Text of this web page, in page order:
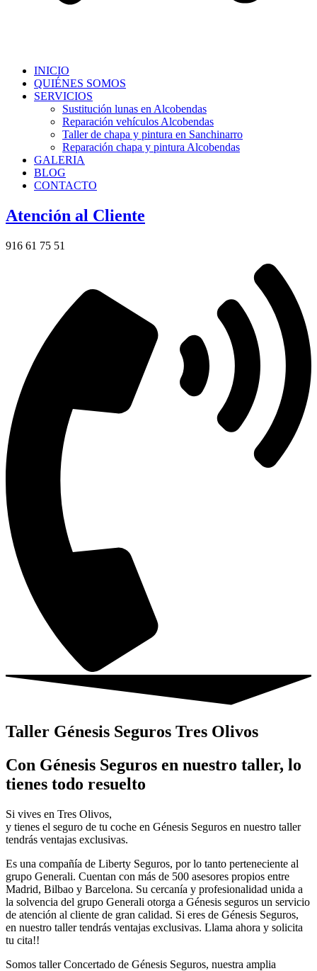
INICIO
QUIÉNES SOMOS
SERVICIOS
Sustitución lunas en Alcobendas
Reparación vehículos Alcobendas
Taller de chapa y pintura en Sanchinarro
Reparación chapa y pintura Alcobendas
GALERIA
BLOG
CONTACTO
Atención al Cliente
916 61 75 51
Taller Génesis Seguros Tres Olivos
Con Génesis Seguros en nuestro taller, lo
tienes todo resuelto
Si vives en Tres Olivos,
y tienes el seguro de tu coche en Génesis Seguros en nuestro taller
tendrás ventajas exclusivas.
Es una compañía de Liberty Seguros, por lo tanto perteneciente al
grupo Generali. Cuentan con más de 500 asesores propios entre
Madrid, Bilbao y Barcelona. Su cercanía y profesionalidad unida a
la solvencia del grupo Generali otorga a Génesis seguros un servicio
de atención al cliente de gran calidad. Si eres de Génesis Seguros,
en nuestro taller tendrás ventajas exclusivas. Llama ahora y solicita
tu cita!!
Somos taller Concertado de Génesis Seguros, nuestra amplia